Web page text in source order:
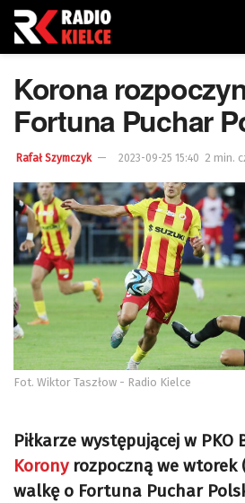
Korona
Fortuna Puchar
Rafał Szymczyk 2023-09-25 15:40 2 min.
Fot. Wiktor Taszłow - Radio Kielce
Piłkarze występującej w PKO
Koronyrozpoczną we wtorek
walkę o Fortuna Puchar